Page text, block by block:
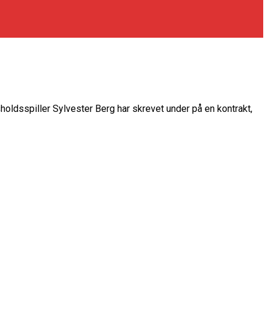
Sylvester Berg har skrevet under på en kontrakt,